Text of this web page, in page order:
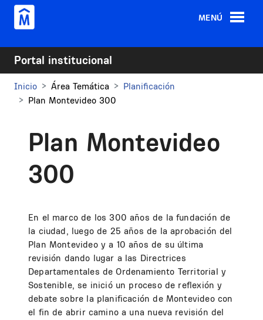
Pasar al contenido principal
MENÚ
Portal institucional
Inicio Área Temática
Planificación
Plan Montevideo 300
Plan Montevideo
300
En el marco de los 300 años de la fundación de
la ciudad, luego de 25 años de la aprobación del
Plan Montevideo y a 10 años de su última
revisión dando lugar a las Directrices
Departamentales de Ordenamiento Territorial y
Sostenible, se inició un proceso de reflexión y
debate sobre la planificación de Montevideo con
el fin de abrir camino a una nueva revisión del